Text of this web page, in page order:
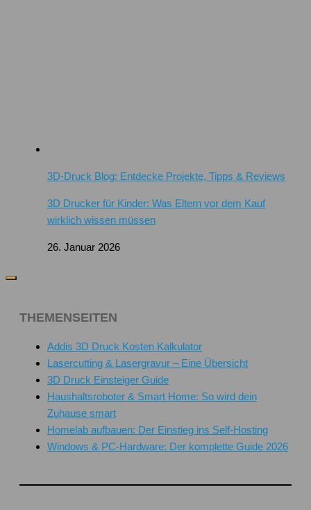
3D-Druck Blog: Entdecke Projekte, Tipps & Reviews
3D Drucker für Kinder: Was Eltern vor dem Kauf
wirklich wissen müssen
26. Januar 2026
THEMENSEITEN
Addis 3D Druck Kosten Kalkulator
Lasercutting & Lasergravur – Eine Übersicht
3D Druck Einsteiger Guide
Haushaltsroboter & Smart Home: So wird dein
Zuhause smart
Homelab aufbauen: Der Einstieg ins Self-Hosting
Windows & PC-Hardware: Der komplette Guide 2026